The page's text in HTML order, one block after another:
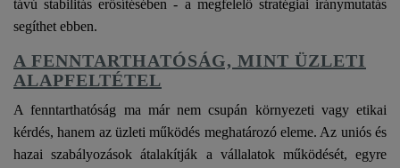
távú stabilitás erősítésében - a megfelelő stratégiai iránymutatás
segíthet ebben.
A FENNTARTHATÓSÁG, MINT ÜZLETI
ALAPFELTÉTEL
A fenntarthatóság ma már nem csupán környezeti vagy etikai
kérdés, hanem az üzleti működés meghatározó eleme. Az uniós és
hazai szabályozások átalakítják a vállalatok működését, egyre